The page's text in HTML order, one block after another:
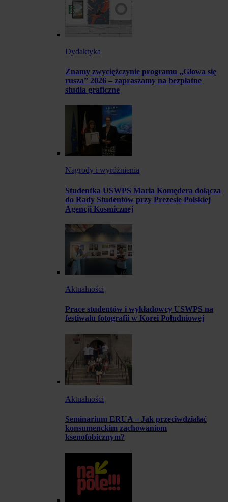
Dydaktyka
Znamy zwyciężczynie programu „Głowa się
rusza” 2026 – zapraszamy na bezpłatne
studia graficzne
Nagrody i wyróżnienia
Studentka USWPS Maria Komędera dołącza
do Rady Studentów przy Prezesie Polskiej
Agencji Kosmicznej
Aktualności
Prace studentów i wykładowcy USWPS na
festiwalu fotografii w Korei Południowej
Aktualności
Seminarium ERUA – Jak przeciwdziałać
konsumenckim zachowaniom
ksenofobicznym?